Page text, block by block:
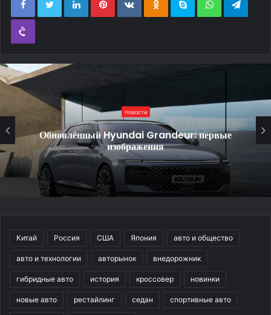
Viber
Новости
Обновлённый Hyundai Grandeur: первые
изображения
Китай Россия США Япония авто и общество
авто и технологии авторынок внедорожник
гибридные авто история кроссовер новинки
новые авто рестайлинг седан спортивные авто